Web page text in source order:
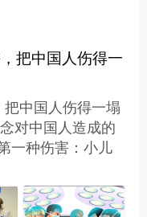
为枝——
养心论
0
把中国人伤得一
中国人伤得一塌
对中国人造成的
一种伤害：小儿